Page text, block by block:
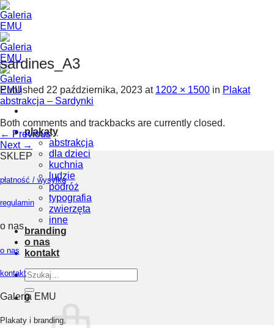
Skip
to
content
plakaty
abstrakcja
dla dzieci
kuchnia
ludzie
podróż
typografia
zwierzęta
inne
branding
o nas
kontakt
Szukaj:
0
sardines_A3
Published 22 października, 2023 at 1202 × 1500 in Plakat
abstrakcja – Sardynki
Both comments and trackbacks are currently closed.
← Previous
Next →
SKLEP
płatność / wysyłka
regulamin
o nas
o nas
kontakt
Galeria EMU
Plakaty i branding.